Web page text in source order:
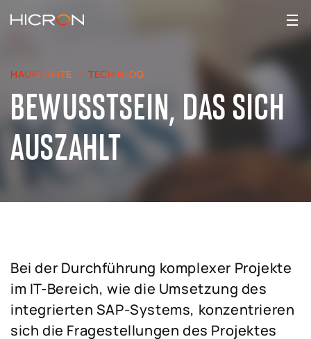
HAUPTSEITE TECH BLOG
BEWUSSTSEIN, DAS SICH
AUSZAHLT
Bei der Durchführung komplexer Projekte
im IT-Bereich, wie die Umsetzung des
integrierten SAP-Systems, konzentrieren
sich die Fragestellungen des Projektes